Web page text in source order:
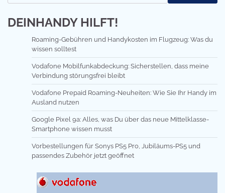
DEINHANDY HILFT!
Roaming-Gebühren und Handykosten im Flugzeug: Was du
wissen solltest
Vodafone Mobilfunkabdeckung: Sicherstellen, dass meine
Verbindung störungsfrei bleibt
Vodafone Prepaid Roaming-Neuheiten: Wie Sie Ihr Handy im
Ausland nutzen
Google Pixel 9a: Alles, was Du über das neue Mittelklasse-
Smartphone wissen musst
Vorbestellungen für Sonys PS5 Pro, Jubiläums-PS5 und
passendes Zubehör jetzt geöffnet